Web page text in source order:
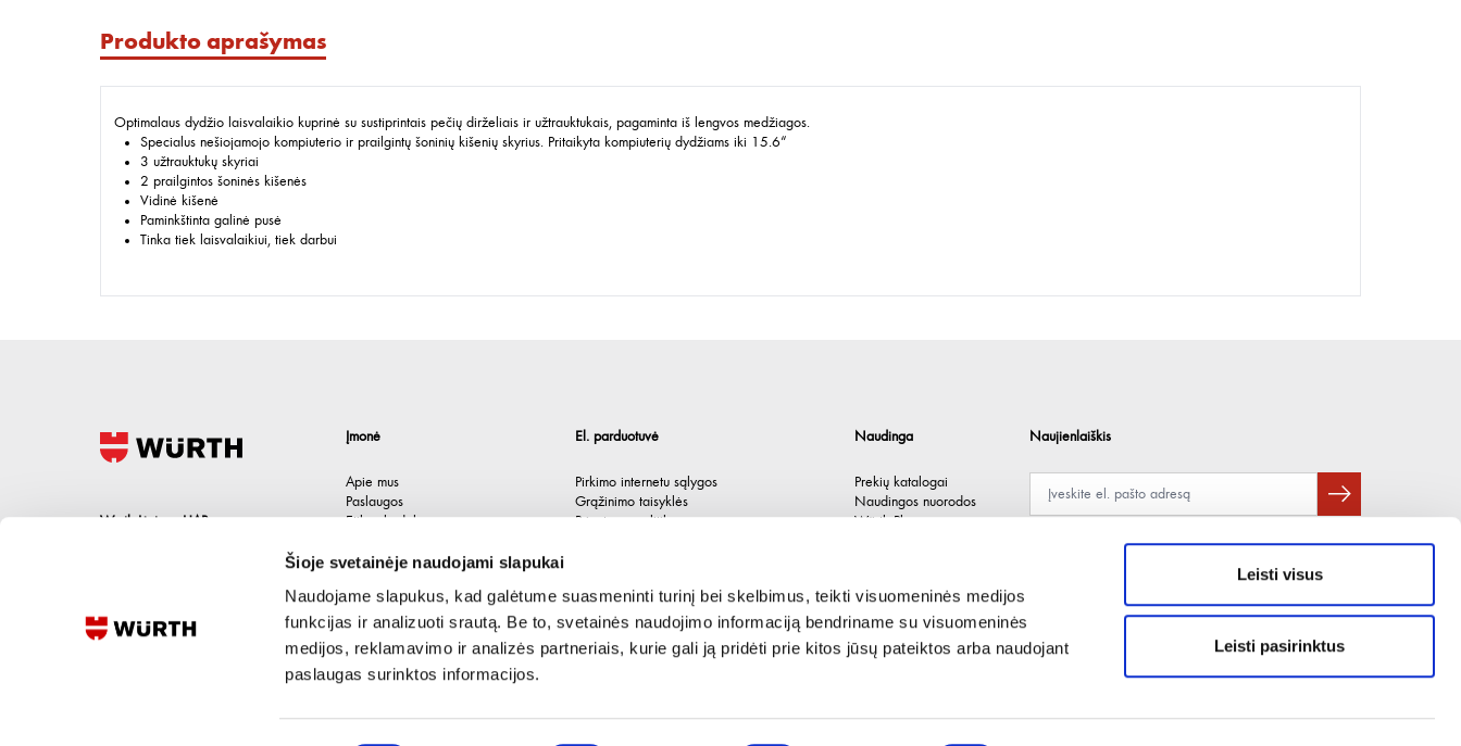
Šioje svetainėje naudojami slapukai
Naudojame slapukus, kad galėtume suasmeninti turinį bei skelbimus, teikti visuomeninės medijos
funkcijas ir analizuoti srautą. Be to, svetainės naudojimo informaciją bendriname su visuomeninės
medijos, reklamavimo ir analizės partneriais, kurie gali ją pridėti prie kitos jūsų pateiktos arba naudojant
paslaugas surinktos informacijos.
Leisti visus
Leisti pasirinktus
Produkto aprašymas
Optimalaus dydžio laisvalaikio kuprinė su sustiprintais pečių dirželiais ir užtrauktukais, pagaminta iš lengvos medžiagos.
Specialus nešiojamojo kompiuterio ir prailgintų šoninių kišenių skyrius. Pritaikyta kompiuterių dydžiams iki 15.6“
3 užtrauktukų skyriai
2 prailgintos šoninės kišenės
Vidinė kišenė
Paminkštinta galinė pusė
Tinka tiek laisvalaikiui, tiek darbui
Wurth Lietuva UAB
Lietuva
Įmonė
Apie mus
Paslaugos
Etikos kodeksas
Kontaktai
El. parduotuvė
Pirkimo internetu sąlygos
Grąžinimo taisyklės
Privatumo politika
Naudinga
Prekių katalogai
Naudingos nuorodos
Würth Plus
Naujienlaiškis
Pateikdami el. paštą sutinkate gauti tiesioginę rinkodarą.